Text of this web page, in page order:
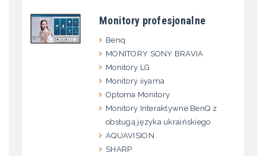
Monitory profesjonalne
Benq
MONITORY SONY BRAVIA
Monitory LG
Monitory iiyama
Optoma Monitory
Monitory Interaktywne BenQ z
obsługą języka ukraińskiego
AQUAVISION
SHARP